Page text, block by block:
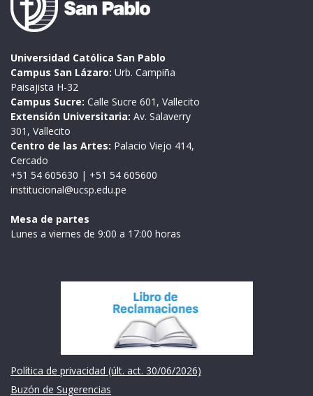
Universidad Católica San Pablo
Campus San Lázaro: Urb. Campiña
Paisajista H-32
Campus Sucre: Calle Sucre 601, Vallecito
Extensión Universitaria: Av. Salaverry
301, Vallecito
Centro de las Artes: Palacio Viejo 414,
Cercado
+51 54 605630 | +51 54 605600
institucional@ucsp.edu.pe
Mesa de partes
Lunes a viernes de 9:00 a 17:00 horas
Política de privacidad (últ. act. 30/06/2026)
Buzón de Sugerencias